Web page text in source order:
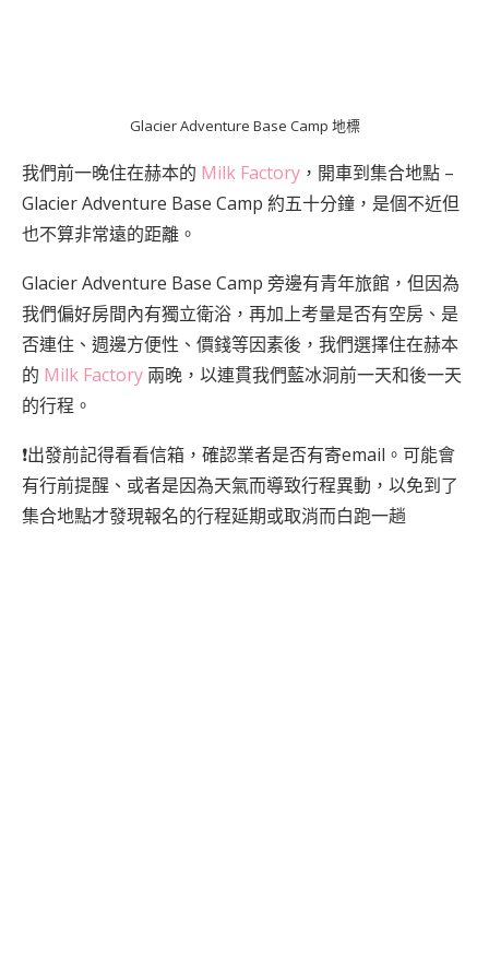
Glacier Adventure Base Camp 地標
我們前一晚住在赫本的 Milk Factory ，開車到集合地點 –
Glacier Adventure Base Camp 約五十分鐘，是個不近但
也不算非常遠的距離。
Glacier Adventure Base Camp 旁邊有青年旅館，但因為
我們偏好房間內有獨立衛浴，再加上考量是否有空房、是
否連住、週邊方便性、價錢等因素後，我們選擇住在赫本
的 Milk Factory 兩晚，以連貫我們藍冰洞前一天和後一天
的行程。
❗出發前記得看看信箱，確認業者是否有寄email。可能會
有行前提醒、或者是因為天氣而導致行程異動，以免到了
集合地點才發現報名的行程延期或取消而白跑一趟